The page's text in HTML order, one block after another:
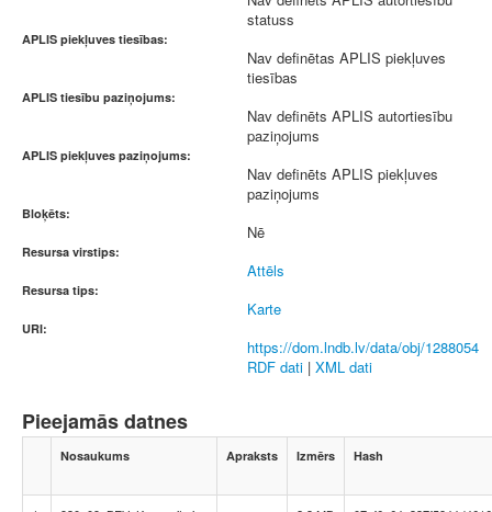
statuss
APLIS piekļuves tiesības:
Nav definētas APLIS piekļuves
tiesības
APLIS tiesību paziņojums:
Nav definēts APLIS autortiesību
paziņojums
APLIS piekļuves paziņojums:
Nav definēts APLIS piekļuves
paziņojums
Bloķēts:
Nē
Resursa virstips:
Attēls
Resursa tips:
Karte
URI:
https://dom.lndb.lv/data/obj/1288054
RDF dati | XML dati
Pieejamās datnes
Nosaukums Apraksts Izmērs Hash